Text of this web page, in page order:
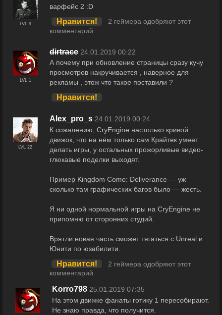
LVL 9
варфейс 2 :D
Нравится!
2 геймера одобряют этот
комментарий
LVL 1
dirtrace 24.01.2019 00:22
А почему при обновление страницы сразу кучу
просмотров накручивается , наверное для
рекламы , этож что такое поставили ?
Нравится!
LVL 22
Alex_pro_s 24.01.2019 00:24
К сожалению, CryEngine настолько кривой
движок, что на нём только сам Крайтек умеет
делать игры, у остальных прожорливые видео-
глюкавые поделки выходят.
Пример Kingdom Come: Deliverance — уж
сколько там графических багов было — жесть.
Я ни одной нормальной игры на CryEngine не
припомню от сторонних студий.
Врятли новая часть сможет тягаться с Unreal и
Юнити по юзабилити.
Нравится!
2 геймера одобряют этот
комментарий
Korro798 25.01.2019 07:35
На этом движке фанаты готику 1 пересобирают.
Не знаю правда, что получится.